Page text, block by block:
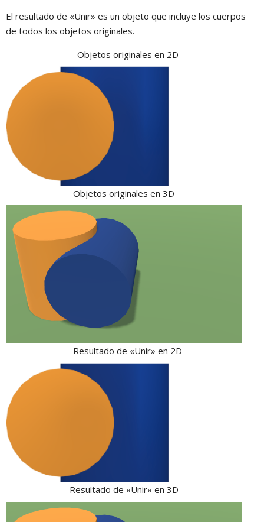
El resultado de «Unir» es un objeto que incluye los cuerpos
de todos los objetos originales.
Objetos originales en 2D
Objetos originales en 3D
Resultado de «Unir» en 2D
Resultado de «Unir» en 3D